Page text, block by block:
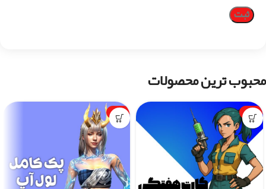
محبوب ترین محصولات
-7%
-1%